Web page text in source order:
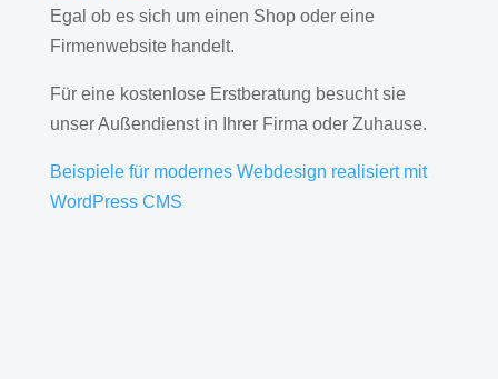
Egal ob es sich um einen Shop oder eine
Firmenwebsite handelt.
Für eine kostenlose Erstberatung besucht sie
unser Außendienst in Ihrer Firma oder Zuhause.
Beispiele für modernes Webdesign realisiert mit
WordPress CMS